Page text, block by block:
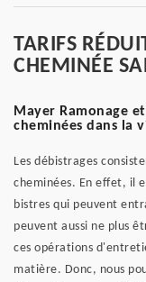
TARIFS
CHEMINÉE
Mayer Ramonage
cheminées dans la
Les débistrages
cheminées. En effet, il
bistres qui peuvent
peuvent aussi ne plus
ces opérations
matière. Donc, nous